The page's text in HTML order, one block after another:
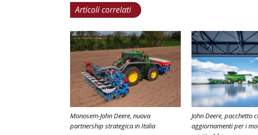
Articoli correlati
Monosem-John Deere, nuova
partnership strategica in Italia
John Deere, pacchetto
aggiornamenti per i